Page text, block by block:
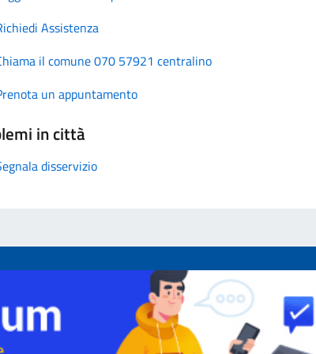
Assistenza
il comune 070 57921 centralino
un appuntamento
in città
disservizio